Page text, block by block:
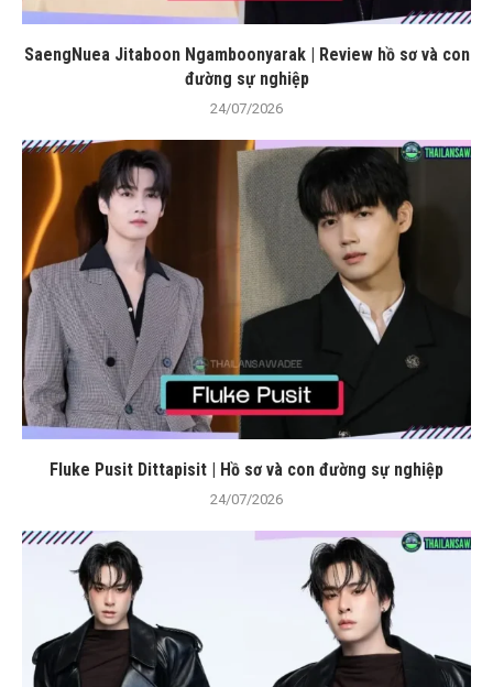
SaengNuea Jitaboon Ngamboonyarak | Review hồ sơ và con
đường sự nghiệp
24/07/2026
Fluke Pusit Dittapisit | Hồ sơ và con đường sự nghiệp
24/07/2026